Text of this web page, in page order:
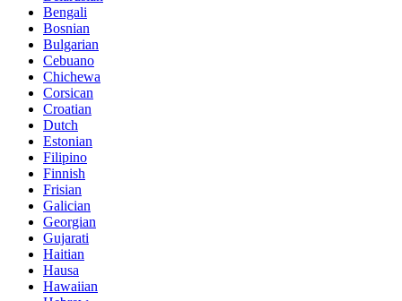
Bengali
Bosnian
Bulgarian
Cebuano
Chichewa
Corsican
Croatian
Dutch
Estonian
Filipino
Finnish
Frisian
Galician
Georgian
Gujarati
Haitian
Hausa
Hawaiian